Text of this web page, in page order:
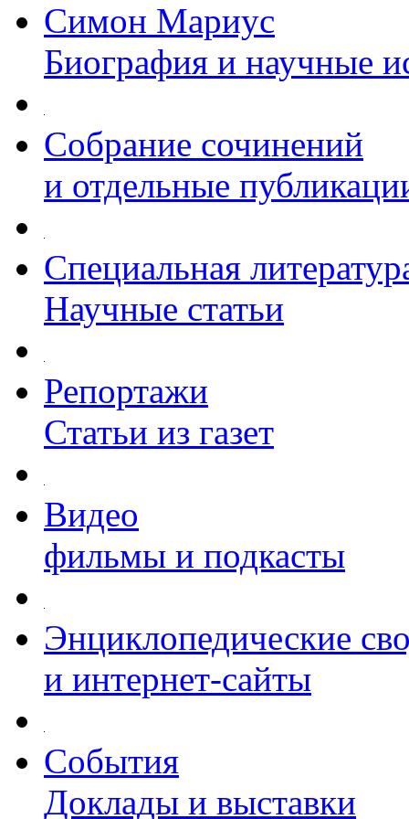
Симон Мариус
Биография и научные
Собрание сочинений
и отдельные
Специальная
Научные статьи
Репортажи
Статьи из газет
Видео
фильмы и подкасты
Энциклопедические
и интернет-сайты
События
Доклады и выставки